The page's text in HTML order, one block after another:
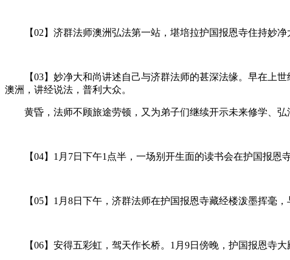
【02】济群法师澳洲弘法第一站，堪培拉护国报恩寺住持妙净
【03】妙净大和尚讲述自己与济群法师的甚深法缘。早在上世
澳洲，讲经说法，普利大众。
黄昏，法师不顾旅途劳顿，又为弟子们继续开示未来修学、弘
【04】1月7日下午1点半，一场别开生面的读书会在护国报恩
【05】1月8日下午，济群法师在护国报恩寺藏经楼泼墨挥毫，
【06】安得五彩虹，驾天作长桥。1月9日傍晚，护国报恩寺大